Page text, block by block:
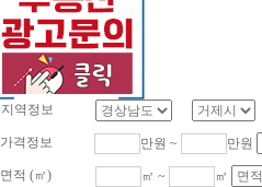
지역정보
가격정보 만원 ~ 만원
면적 (㎡) ㎡ ~ ㎡